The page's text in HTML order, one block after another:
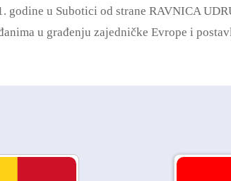
u Subotici od strane RAVNICA
u građenju zajedničke Evrope i